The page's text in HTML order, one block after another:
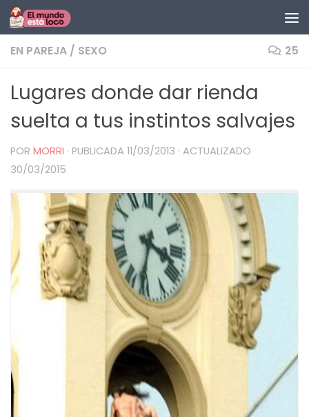
Saltar al contenido
EN PAREJA / SEXO 25
Lugares donde dar rienda
suelta a tus instintos salvajes
POR MORRI · PUBLICADA 11/03/2013 · ACTUALIZADO
30/03/2015